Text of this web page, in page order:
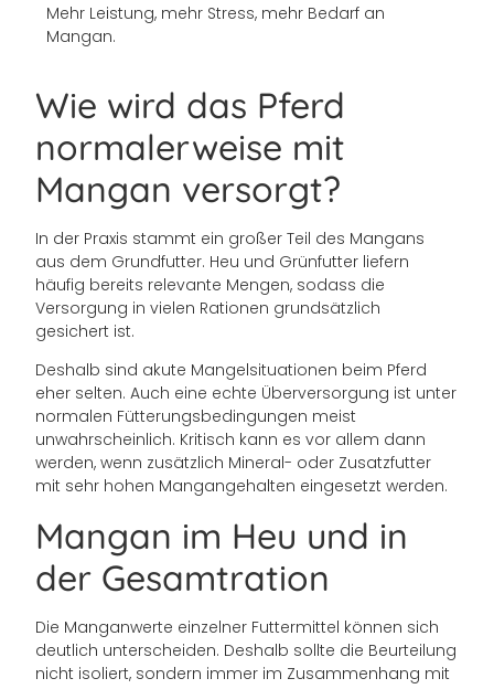
Mehr Leistung, mehr Stress, mehr Bedarf an
Mangan.
Wie wird das Pferd
normalerweise mit
Mangan versorgt?
In der Praxis stammt ein großer Teil des Mangans
aus dem Grundfutter. Heu und Grünfutter liefern
häufig bereits relevante Mengen, sodass die
Versorgung in vielen Rationen grundsätzlich
gesichert ist.
Deshalb sind akute Mangelsituationen beim Pferd
eher selten. Auch eine echte Überversorgung ist unter
normalen Fütterungsbedingungen meist
unwahrscheinlich. Kritisch kann es vor allem dann
werden, wenn zusätzlich Mineral- oder Zusatzfutter
mit sehr hohen Mangangehalten eingesetzt werden.
Mangan im Heu und in
der Gesamtration
Die Manganwerte einzelner Futtermittel können sich
deutlich unterscheiden. Deshalb sollte die Beurteilung
nicht isoliert, sondern immer im Zusammenhang mit